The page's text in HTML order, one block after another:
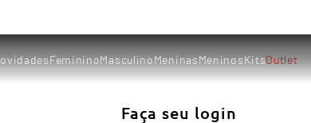
FemininoMasculinoMeninasMeninosKitsOutlet
Faça seu login